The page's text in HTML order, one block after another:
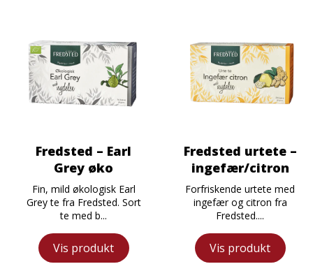
Fredsted – Earl
Grey øko
Fin, mild økologisk Earl
Grey te fra Fredsted. Sort
te med b...
Vis produkt
Fredsted urtete –
ingefær/citron
Forfriskende urtete med
ingefær og citron fra
Fredsted....
Vis produkt